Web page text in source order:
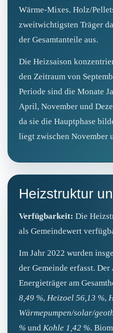
Wärme‑Mixes. Holz/
zweitwichtigsten Träger
der Gesamtanteile aus.
Die Heizsaison
den Zeitraum von
Periode sind die Monate
April, November und
da sie die Hauptphase
liegt zwischen November
Heizstruktur
Verfügbarkeit: Die
als Gemeindewert
Im Jahr 2022 wurden
der Gemeinde erfasst.
Energieträger am
8,49 %, Heizoel 56,13 %,
Wärmepumpen/solar/
% und Kohle 1,42 %.